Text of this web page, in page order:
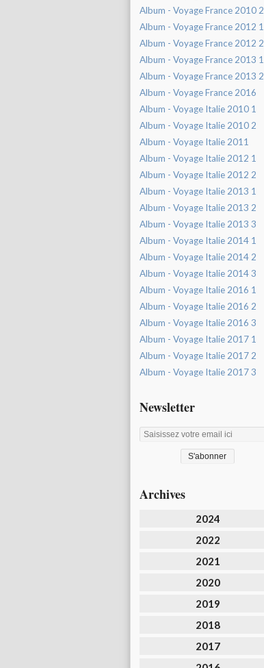
Album - Voyage France 2010 2
Album - Voyage France 2012 1
Album - Voyage France 2012 2
Album - Voyage France 2013 1
Album - Voyage France 2013 2
Album - Voyage France 2016
Album - Voyage Italie 2010 1
Album - Voyage Italie 2010 2
Album - Voyage Italie 2011
Album - Voyage Italie 2012 1
Album - Voyage Italie 2012 2
Album - Voyage Italie 2013 1
Album - Voyage Italie 2013 2
Album - Voyage Italie 2013 3
Album - Voyage Italie 2014 1
Album - Voyage Italie 2014 2
Album - Voyage Italie 2014 3
Album - Voyage Italie 2016 1
Album - Voyage Italie 2016 2
Album - Voyage Italie 2016 3
Album - Voyage Italie 2017 1
Album - Voyage Italie 2017 2
Album - Voyage Italie 2017 3
Newsletter
Archives
2024
2022
2021
2020
2019
2018
2017